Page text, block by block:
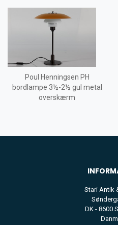
Poul Henningsen PH
bordlampe 3½-2½ gul metal
overskærm
Stari Antik
DK - 8600